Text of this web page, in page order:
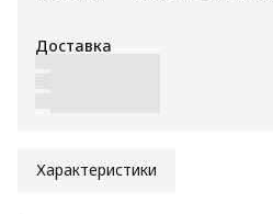
Доставка
Характеристики